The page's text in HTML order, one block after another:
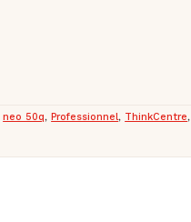
neo 50q,Professionnel, ThinkCentre,